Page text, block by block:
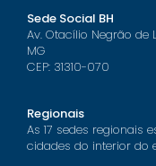
Sede Social BH
Av. Otacílio Negrão de
MG
CEP: 31310-070
Regionais
As 17 sedes regionais
cidades do interior do